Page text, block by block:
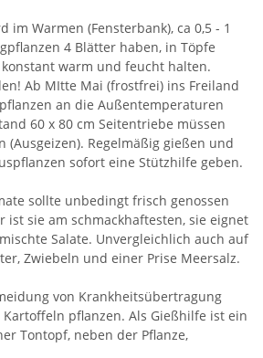
im Warmen (Fensterbank), ca 0,5 - 1
4 Blätter haben, in Töpfe
warm und feucht halten.
Ab MItte Mai (frostfrei) ins Freiland
an die Außentemperaturen
60 x 80 cm Seitentriebe müssen
(Ausgeizen). Regelmäßig gießen und
sofort eine Stützhilfe geben.
sollte unbedingt frisch genossen
sie am schmackhaftesten, sie eignet
Salate. Unvergleichlich auch auf
Zwiebeln und einer Prise Meersalz.
von Krankheitsübertragung
pflanzen. Als Gießhilfe ist ein
Tontopf, neben der Pflanze,